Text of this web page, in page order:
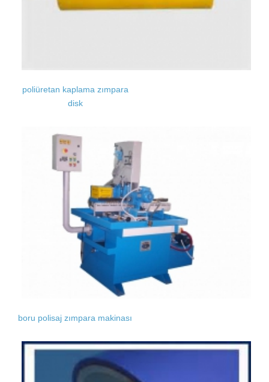
poliüretan kaplama zımpara
disk
boru polisaj zımpara makinası